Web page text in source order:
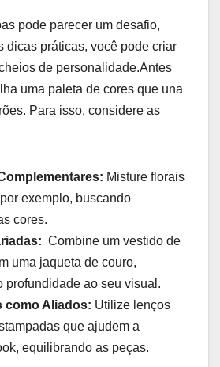
pode parecer um desafio,
dicas práticas, você pode criar
de personalidade.Antes
‌uma paleta de cores que ​una
Para isso, considere as
Misture florais
exemplo, buscando
cores.
‍ Combine um vestido de
uma jaqueta ⁣de ⁢couro,
profundidade ao seu visual.
como Aliados: Utilize lenços⁣
que ajudem a
equilibrando as peças.